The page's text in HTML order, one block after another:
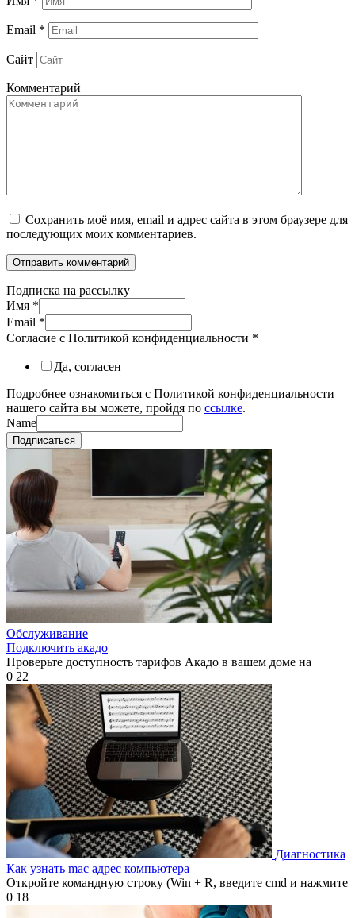
Email *
Сайт
Комментарий
Сохранить моё имя, email и адрес сайта в этом браузере для
последующих моих комментариев.
Подписка на рассылку
Имя *
Email *
Согласие с Политикой конфиденциальности *
Да, согласен
Подробнее ознакомиться с Политикой конфиденциальности
нашего сайта вы можете, пройдя по ссылке.
Name
Подписаться
Обслуживание
Подключить акадо
Проверьте доступность тарифов Акадо в вашем доме на
0 22
Диагностика
Как узнать mac адрес компьютера
Откройте командную строку (Win + R, введите cmd и нажмите
0 18